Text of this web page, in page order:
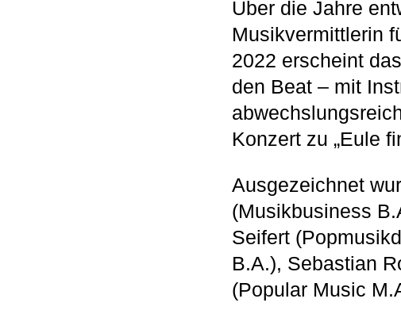
Über die Jahre
Musikvermittlerin
2022 erscheint
den Beat – mit
Konzert zu „Eule
Ausgezeichnet
(Musikbusiness
Seifert
B.A.), Sebastian
(Popular Music